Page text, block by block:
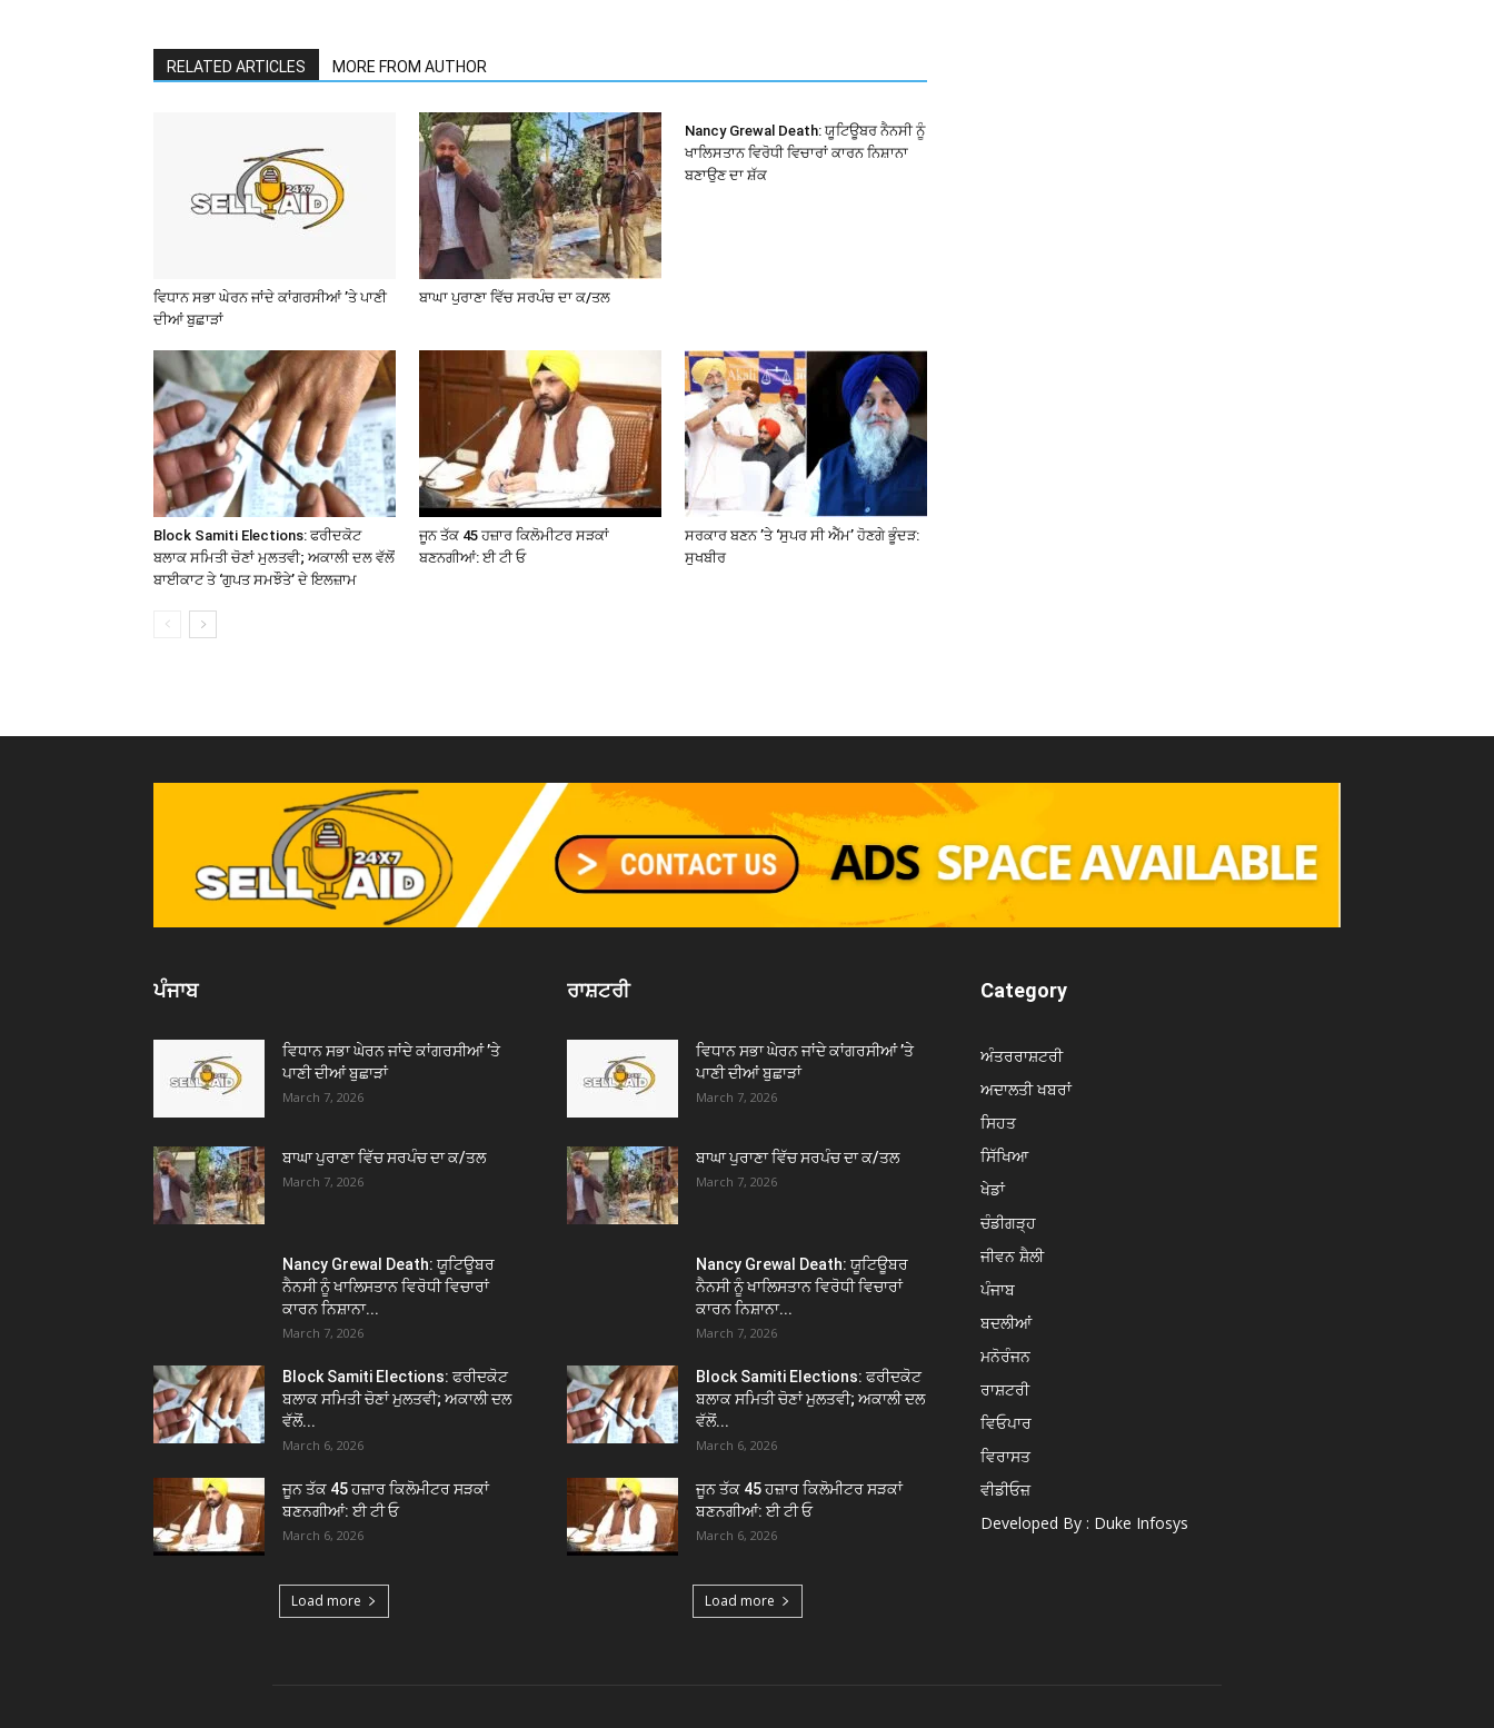
RELATED ARTICLES MORE FROM AUTHOR
ਵਿਧਾਨ ਸਭਾ ਘੇਰਨ ਜਾਂਦੇ ਕਾਂਗਰਸੀਆਂ ’ਤੇ ਪਾਣੀ
ਦੀਆਂ ਬੁਛਾੜਾਂ
ਬਾਘਾ ਪੁਰਾਣਾ ਵਿੱਚ ਸਰਪੰਚ ਦਾ ਕ/ਤਲ
Nancy Grewal Death: ਯੂਟਿਊਬਰ ਨੈਨਸੀ ਨੂੰ
ਖਾਲਿਸਤਾਨ ਵਿਰੋਧੀ ਵਿਚਾਰਾਂ ਕਾਰਨ ਨਿਸ਼ਾਨਾ
ਬਣਾਉਣ ਦਾ ਸ਼ੱਕ
Block Samiti Elections: ਫਰੀਦਕੋਟ
ਬਲਾਕ ਸਮਿਤੀ ਚੋਣਾਂ ਮੁਲਤਵੀ; ਅਕਾਲੀ ਦਲ ਵੱਲੋਂ
ਬਾਈਕਾਟ ਤੇ ‘ਗੁਪਤ ਸਮਝੌਤੇ’ ਦੇ ਇਲਜ਼ਾਮ
ਜੂਨ ਤੱਕ 45 ਹਜ਼ਾਰ ਕਿਲੋਮੀਟਰ ਸੜਕਾਂ
ਬਣਨਗੀਆਂ: ਈ ਟੀ ਓ
ਸਰਕਾਰ ਬਣਨ ’ਤੇ ‘ਸੁਪਰ ਸੀ ਐੱਮ’ ਹੋਣਗੇ ਭੂੰਦੜ:
ਸੁਖਬੀਰ
ਪੰਜਾਬ
ਵਿਧਾਨ ਸਭਾ ਘੇਰਨ ਜਾਂਦੇ ਕਾਂਗਰਸੀਆਂ ’ਤੇ
ਪਾਣੀ ਦੀਆਂ ਬੁਛਾੜਾਂ
March 7, 2026
ਬਾਘਾ ਪੁਰਾਣਾ ਵਿੱਚ ਸਰਪੰਚ ਦਾ ਕ/ਤਲ
March 7, 2026
Nancy Grewal Death: ਯੂਟਿਊਬਰ
ਨੈਨਸੀ ਨੂੰ ਖਾਲਿਸਤਾਨ ਵਿਰੋਧੀ ਵਿਚਾਰਾਂ
ਕਾਰਨ ਨਿਸ਼ਾਨਾ...
March 7, 2026
Block Samiti Elections: ਫਰੀਦਕੋਟ
ਬਲਾਕ ਸਮਿਤੀ ਚੋਣਾਂ ਮੁਲਤਵੀ; ਅਕਾਲੀ ਦਲ
ਵੱਲੋਂ...
March 6, 2026
ਜੂਨ ਤੱਕ 45 ਹਜ਼ਾਰ ਕਿਲੋਮੀਟਰ ਸੜਕਾਂ
ਬਣਨਗੀਆਂ: ਈ ਟੀ ਓ
March 6, 2026
Load more
ਰਾਸ਼ਟਰੀ
ਵਿਧਾਨ ਸਭਾ ਘੇਰਨ ਜਾਂਦੇ ਕਾਂਗਰਸੀਆਂ ’ਤੇ
ਪਾਣੀ ਦੀਆਂ ਬੁਛਾੜਾਂ
March 7, 2026
ਬਾਘਾ ਪੁਰਾਣਾ ਵਿੱਚ ਸਰਪੰਚ ਦਾ ਕ/ਤਲ
March 7, 2026
Nancy Grewal Death: ਯੂਟਿਊਬਰ
ਨੈਨਸੀ ਨੂੰ ਖਾਲਿਸਤਾਨ ਵਿਰੋਧੀ ਵਿਚਾਰਾਂ
ਕਾਰਨ ਨਿਸ਼ਾਨਾ...
March 7, 2026
Block Samiti Elections: ਫਰੀਦਕੋਟ
ਬਲਾਕ ਸਮਿਤੀ ਚੋਣਾਂ ਮੁਲਤਵੀ; ਅਕਾਲੀ ਦਲ
ਵੱਲੋਂ...
March 6, 2026
ਜੂਨ ਤੱਕ 45 ਹਜ਼ਾਰ ਕਿਲੋਮੀਟਰ ਸੜਕਾਂ
ਬਣਨਗੀਆਂ: ਈ ਟੀ ਓ
March 6, 2026
Load more
Category
ਅੰਤਰਰਾਸ਼ਟਰੀ
ਅਦਾਲਤੀ ਖਬਰਾਂ
ਸਿਹਤ
ਸਿੱਖਿਆ
ਖੇਡਾਂ
ਚੰਡੀਗੜ੍ਹ
ਜੀਵਨ ਸ਼ੈਲੀ
ਪੰਜਾਬ
ਬਦਲੀਆਂ
ਮਨੋਰੰਜਨ
ਰਾਸ਼ਟਰੀ
ਵਿਓਪਾਰ
ਵਿਰਾਸਤ
ਵੀਡੀਓਜ਼
Developed By : Duke Infosys